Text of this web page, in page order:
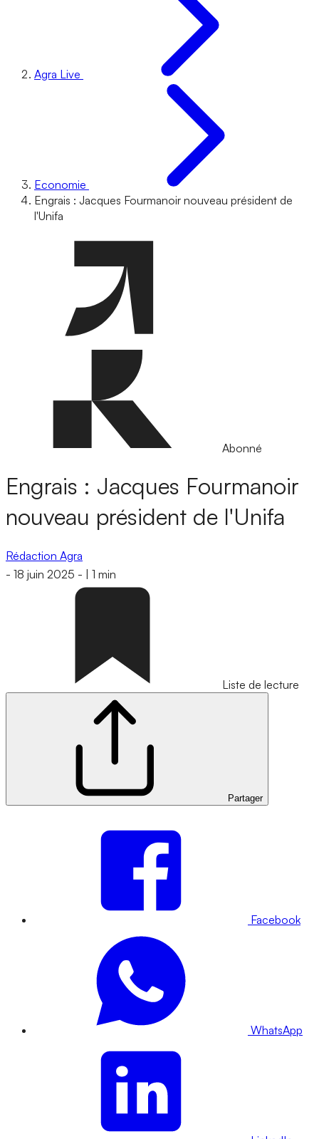
Agra Live
Economie
Engrais : Jacques Fourmanoir nouveau président de
l'Unifa
Abonné
Engrais : Jacques Fourmanoir
nouveau président de l'Unifa
Rédaction Agra
- 18 juin 2025 - 1 min
Liste de lecture
Partager
Facebook
WhatsApp